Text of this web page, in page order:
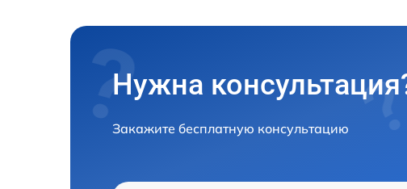
Нужна
Закажите бесплатную консультацию